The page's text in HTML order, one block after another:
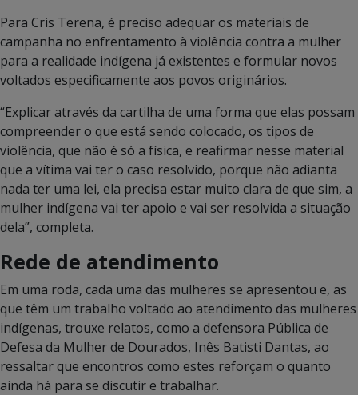
Para Cris Terena, é preciso adequar os materiais de
campanha no enfrentamento à violência contra a mulher
para a realidade indígena já existentes e formular novos
voltados especificamente aos povos originários.
“Explicar através da cartilha de uma forma que elas possam
compreender o que está sendo colocado, os tipos de
violência, que não é só a física, e reafirmar nesse material
que a vítima vai ter o caso resolvido, porque não adianta
nada ter uma lei, ela precisa estar muito clara de que sim, a
mulher indígena vai ter apoio e vai ser resolvida a situação
dela”, completa.
Rede de atendimento
Em uma roda, cada uma das mulheres se apresentou e, as
que têm um trabalho voltado ao atendimento das mulheres
indígenas, trouxe relatos, como a defensora Pública de
Defesa da Mulher de Dourados, Inês Batisti Dantas, ao
ressaltar que encontros como estes reforçam o quanto
ainda há para se discutir e trabalhar.